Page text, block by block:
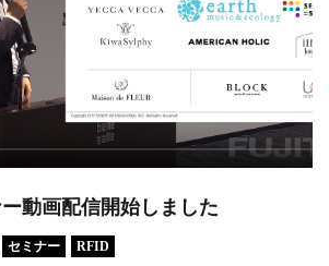
動画配信開始しました
セミナー RFID